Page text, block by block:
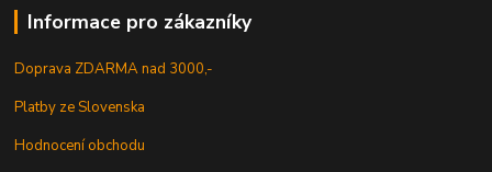
Informace pro zákazníky
Doprava ZDARMA nad 3000,-
Platby ze Slovenska
Hodnocení obchodu